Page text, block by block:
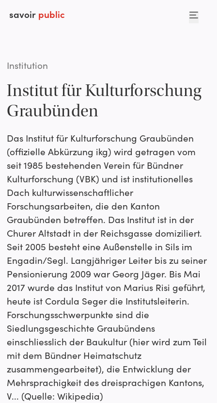
savoir public
Institution
Institut für Kulturforschung
Graubünden
Das Institut für Kulturforschung Graubünden
(offizielle Abkürzung ikg) wird getragen vom
seit 1985 bestehenden Verein für Bündner
Kulturforschung (VBK) und ist institutionelles
Dach kulturwissenschaftlicher
Forschungsarbeiten, die den Kanton
Graubünden betreffen. Das Institut ist in der
Churer Altstadt in der Reichsgasse domiziliert.
Seit 2005 besteht eine Außenstelle in Sils im
Engadin/Segl. Langjähriger Leiter bis zu seiner
Pensionierung 2009 war Georg Jäger. Bis Mai
2017 wurde das Institut von Marius Risi geführt,
heute ist Cordula Seger die Institutsleiterin.
Forschungsschwerpunkte sind die
Siedlungsgeschichte Graubündens
einschliesslich der Baukultur (hier wird zum Teil
mit dem Bündner Heimatschutz
zusammengearbeitet), die Entwicklung der
Mehrsprachigkeit des dreisprachigen Kantons,
V... (Quelle: Wikipedia)